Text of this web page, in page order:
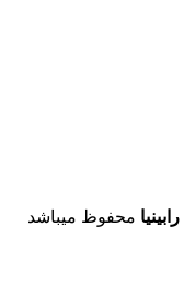
رابینیا محفوظ میباشد